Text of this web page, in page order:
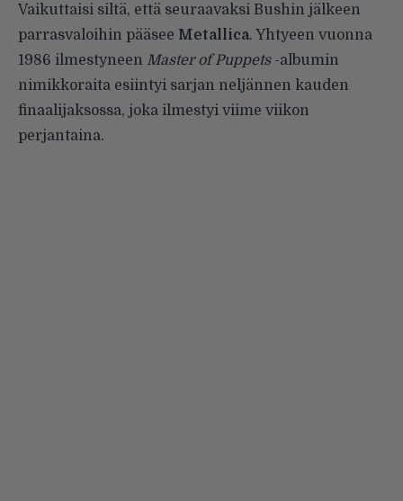
Vaikuttaisi siltä, että seuraavaksi Bushin jälkeen
parrasvaloihin pääsee Metallica. Yhtyeen vuonna
1986 ilmestyneen Master of Puppets-albumin
nimikkoraita esiintyi sarjan neljännen kauden
finaalijaksossa, joka ilmestyi viime viikon
perjantaina.